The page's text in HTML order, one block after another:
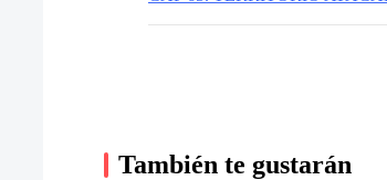
También te gustarán